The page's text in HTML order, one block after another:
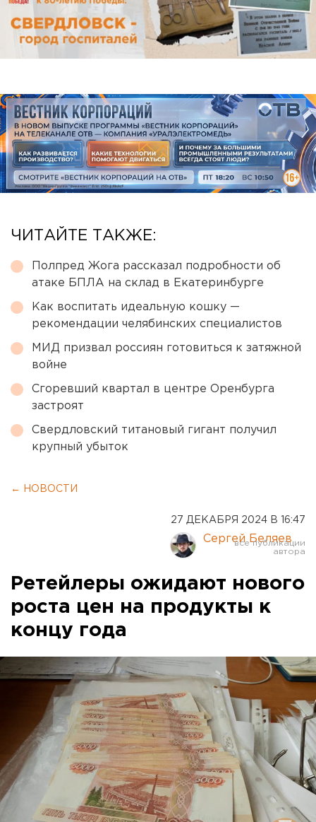
ЧИТАЙТЕ ТАКЖЕ:
Полпред Жога рассказал подробности об
атаке БПЛА на склад в Екатеринбурге
Как воспитать идеальную кошку —
рекомендации челябинских специалистов
МИД призвал россиян готовиться к затяжной
войне
Сгоревший квартал в центре Оренбурга
застроят
Свердловский титановый гигант получил
крупный убыток
← НОВОСТИ
27 ДЕКАБРЯ 2024 В 16:47
Сергей Беляев
Ретейлеры ожидают нового
роста цен на продукты к
концу года